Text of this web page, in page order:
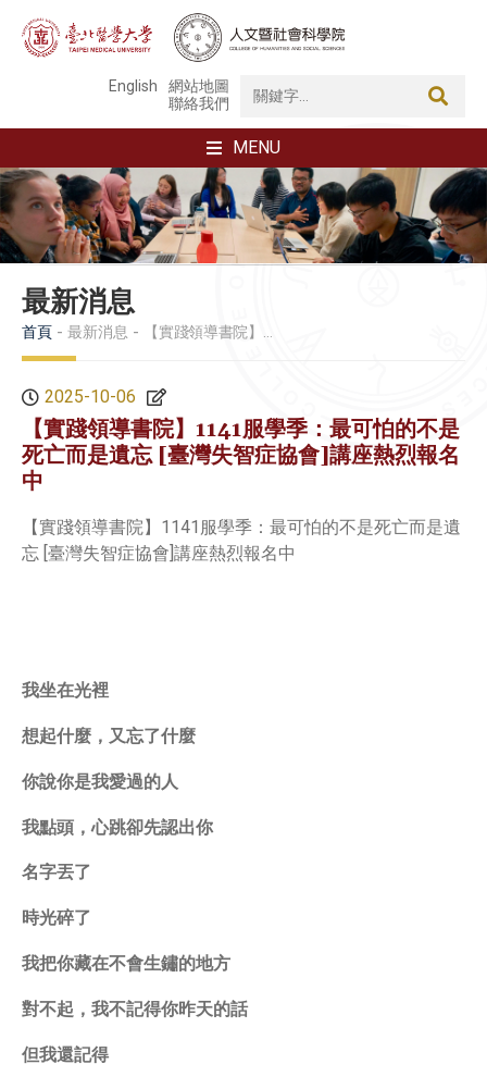
English
網站地圖
聯絡我們
MENU
最新消息
首頁 最新消息 【實踐領導書院】1141服學季：最可怕的不是死亡而是遺忘 [臺灣失智症協會]講座熱烈報名中
2025-10-06
【實踐領導書院】1141服學季：最可怕的不是
死亡而是遺忘 [臺灣失智症協會]講座熱烈報名
中
【實踐領導書院】1141服學季：最可怕的不是死亡而是遺
忘 [臺灣失智症協會]講座熱烈報名中
我坐在光裡
想起什麼，又忘了什麼
你說你是我愛過的人
我點頭，心跳卻先認出你
名字丟了
時光碎了
我把你藏在不會生鏽的地方
對不起，我不記得你昨天的話
但我還記得